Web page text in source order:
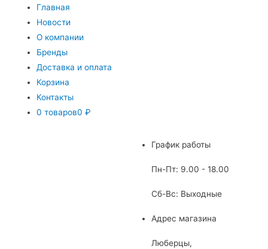
Главная
Новости
О компании
Бренды
Доставка и оплата
Корзина
Контакты
0 товаров0 ₽
График работы
Пн-Пт: 9.00 - 18.00
Сб-Вс: Выходные
Адрес магазина
Люберцы,